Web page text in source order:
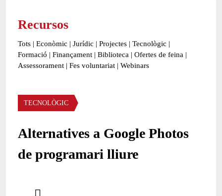
Recursos
Tots | Econòmic | Jurídic | Projectes | Tecnològic |
Formació | Finançament | Biblioteca | Ofertes de feina |
Assessorament | Fes voluntariat | Webinars
Àmbit
TECNOLÒGIC
Alternatives a Google Photos
de programari lliure